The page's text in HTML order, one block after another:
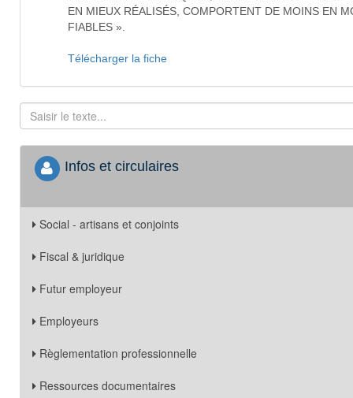
EN MIEUX RÉALISÉS, COMPORTENT DE MOINS EN
FIABLES ».
Télécharger la fiche
Infos et circulaires
Social - artisans et conjoints
Fiscal & juridique
Futur employeur
Employeurs
Règlementation professionnelle
Ressources documentaires